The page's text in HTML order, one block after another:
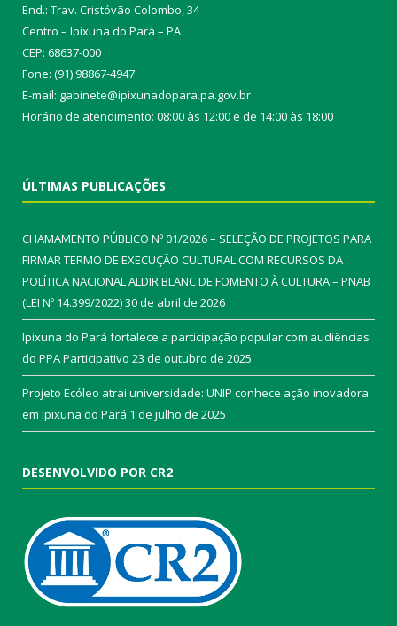
End.: Trav. Cristóvão Colombo, 34
Centro – Ipixuna do Pará – PA
CEP: 68637-000
Fone: (91) 98867-4947
E-mail: gabinete@ipixunadopara.pa.gov.br
Horário de atendimento: 08:00 às 12:00 e de 14:00 às 18:00
ÚLTIMAS PUBLICAÇÕES
CHAMAMENTO PÚBLICO Nº 01/2026 – SELEÇÃO DE PROJETOS PARA
FIRMAR TERMO DE EXECUÇÃO CULTURAL COM RECURSOS DA
POLÍTICA NACIONAL ALDIR BLANC DE FOMENTO À CULTURA – PNAB
(LEI Nº 14.399/2022)30 de abril de 2026
Ipixuna do Pará fortalece a participação popular com audiências
do PPA Participativo 23 de outubro de 2025
Projeto Ecóleo atrai universidade: UNIP conhece ação inovadora
em Ipixuna do Pará 1 de julho de 2025
DESENVOLVIDO POR CR2